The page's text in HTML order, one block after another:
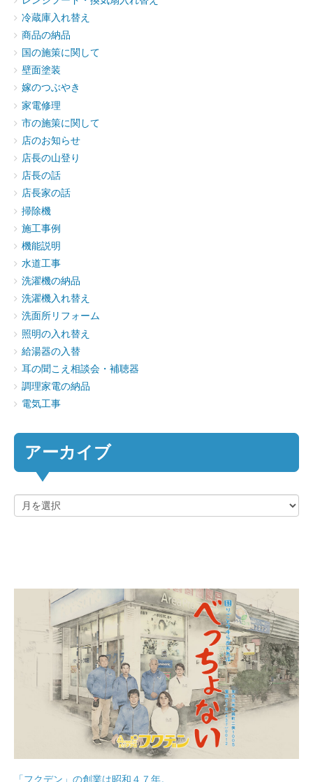
冷蔵庫入れ替え
商品の納品
国の施策に関して
壁面塗装
嫁のつぶやき
家電修理
市の施策に関して
店のお知らせ
店長の山登り
店長の話
店長家の話
掃除機
施工事例
機能説明
水道工事
洗濯機の納品
洗濯機入れ替え
洗面所リフォーム
照明の入れ替え
給湯器の入替
耳の聞こえ相談会・補聴器
調理家電の納品
電気工事
アーカイブ
「フクデン」の創業は昭和４７年。